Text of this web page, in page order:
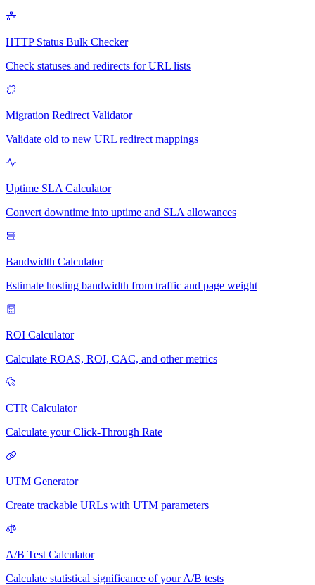
HTTP Status Bulk Checker
Check statuses and redirects for URL lists
Migration Redirect Validator
Validate old to new URL redirect mappings
Uptime SLA Calculator
Convert downtime into uptime and SLA allowances
Bandwidth Calculator
Estimate hosting bandwidth from traffic and page weight
ROI Calculator
Calculate ROAS, ROI, CAC, and other metrics
CTR Calculator
Calculate your Click-Through Rate
UTM Generator
Create trackable URLs with UTM parameters
A/B Test Calculator
Calculate statistical significance of your A/B tests